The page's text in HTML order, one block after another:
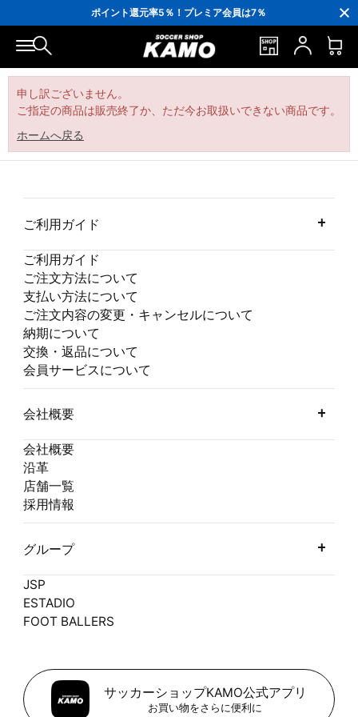
ポイント還元率5％！プレミア会員は7％
会員の方にはお誕生月に「10％OFFクーポン」プレゼント！
16,000円(税込)以上でシューズケースプレゼント！
3,300円(税込)以上で送料無料！
申し訳ございません。
ご指定の商品は販売終了か、ただ今お取扱いできない商品です。
ホームへ戻る
ご利用ガイド
ご利用ガイド
ご注文方法について
支払い方法について
ご注文内容の変更・キャンセルについて
納期について
交換・返品について
会員サービスについて
会社概要
会社概要
沿革
店舗一覧
採用情報
グループ
JSP
ESTADIO
FOOT BALLERS
サッカーショップKAMO公式アプリ
お買い物をさらに便利に